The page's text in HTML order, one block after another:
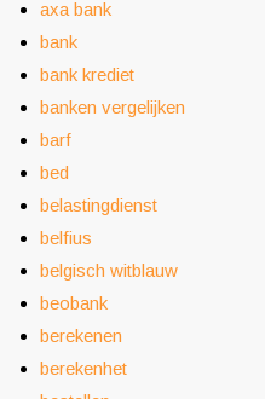
axa bank
bank
bank krediet
banken vergelijken
barf
bed
belastingdienst
belfius
belgisch witblauw
beobank
berekenen
berekenhet